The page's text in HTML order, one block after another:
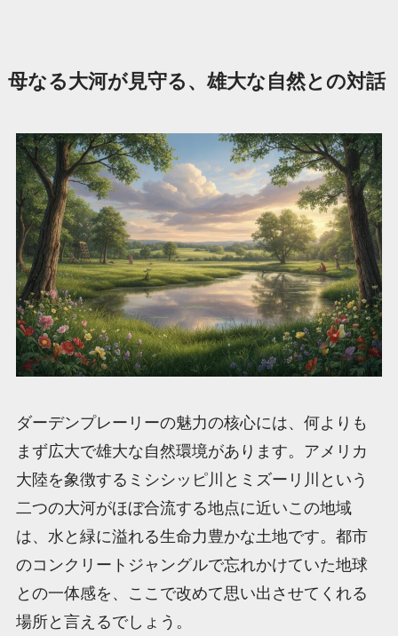
母なる大河が見守る、雄大な自然との対話
ダーデンプレーリーの魅力の核心には、何よりも
まず広大で雄大な自然環境があります。アメリカ
大陸を象徴するミシシッピ川とミズーリ川という
二つの大河がほぼ合流する地点に近いこの地域
は、水と緑に溢れる生命力豊かな土地です。都市
のコンクリートジャングルで忘れかけていた地球
との一体感を、ここで改めて思い出させてくれる
場所と言えるでしょう。